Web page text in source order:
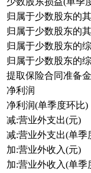
归属于少数股东的
归属于少数股东的
归属于少数股东的
归属于少数股东的
提取保险合同准备
净利润
净利润(单季度环比)
减:营业外支出(元)
减:营业外支出(单季
加:营业外收入(元)
加:营业外收入(单季